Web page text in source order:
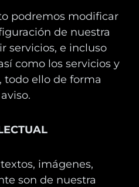
podremos modificar
de nuestra
servicios, e incluso
como los servicios y
todo ello de forma
imágenes,
son de nuestra